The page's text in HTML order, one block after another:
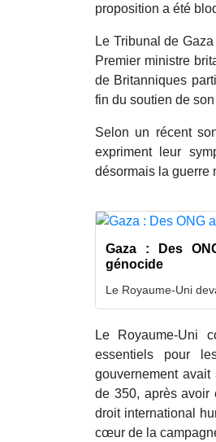
proposition a été
Le Tribunal de
Premier ministre
de Britanniques
fin du soutien de
Selon un récent
expriment leur
désormais la guerre
Gaza : Des
génocide
Le Royaume-Uni
Le Royaume-Uni
essentiels pour
gouvernement avait
de 350, après avoir
droit international
cœur de la